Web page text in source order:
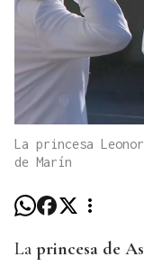
La princesa
de Marín
La princesa de